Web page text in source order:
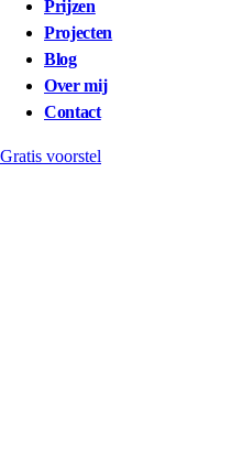
Prijzen
Projecten
Blog
Over mij
Contact
Gratis voorstel